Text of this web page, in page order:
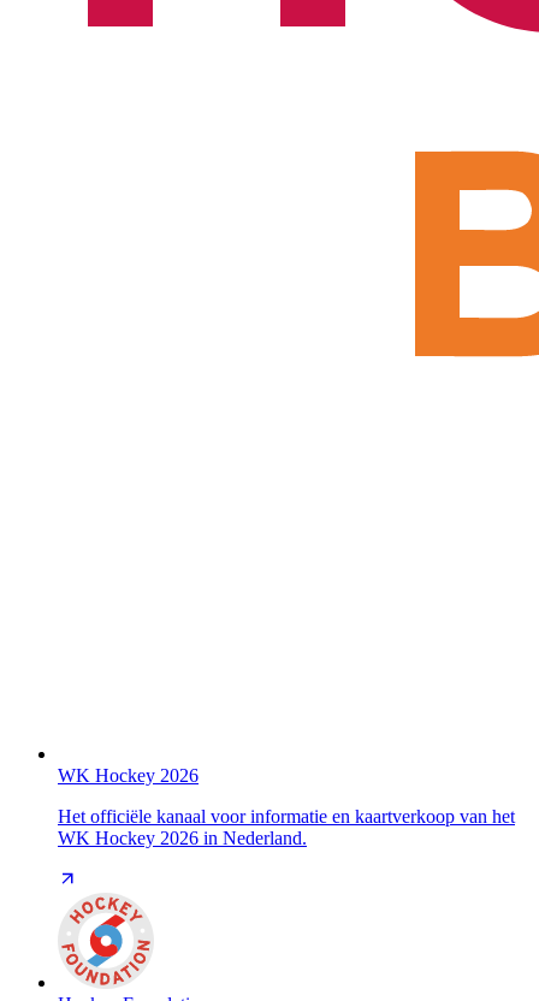
WK Hockey 2026
Het officiële kanaal voor informatie en kaartverkoop van het
WK Hockey 2026 in Nederland.